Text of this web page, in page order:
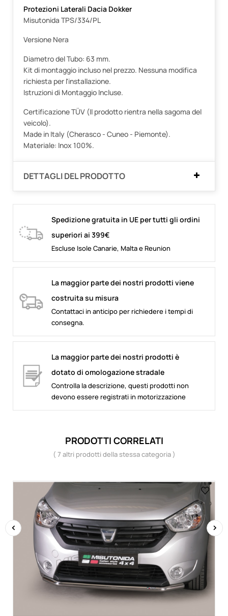
Protezioni Laterali Dacia Dokker
Misutonida TPS/334/PL
Versione Nera
Diametro del Tubo: 63 mm.
Kit di montaggio incluso nel prezzo. Nessuna modifica
richiesta per l'installazione.
Istruzioni di Montaggio Incluse.
Certificazione TÜV (Il prodotto rientra nella sagoma del
veicolo).
Made in Italy (Cherasco - Cuneo - Piemonte).
Materiale: Inox 100%.
DETTAGLI DEL PRODOTTO
Spedizione gratuita in UE per tutti gli ordini
superiori ai 399€
Escluse Isole Canarie, Malta e Reunion
La maggior parte dei nostri prodotti viene
costruita su misura
Contattaci in anticipo per richiedere i tempi di
consegna.
La maggior parte dei nostri prodotti è
dotato di omologazione stradale
Controlla la descrizione, questi prodotti non
devono essere registrati in motorizzazione
PRODOTTI CORRELATI
( 7 altri prodotti della stessa categoria )